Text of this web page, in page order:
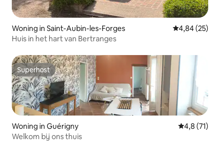
Woning in Saint-Aubin-les-Forges Gemiddelde
4,84 (25)
Huis in het hart van Bertranges
Superhost
Superhost
Woning in Guérigny
4,8 (71)
Welkom bij ons thuis